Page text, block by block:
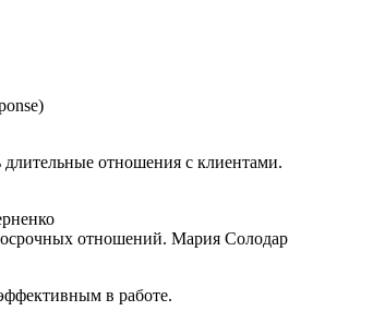
отношения с клиентами.
отношений. Мария Солодар
в работе.